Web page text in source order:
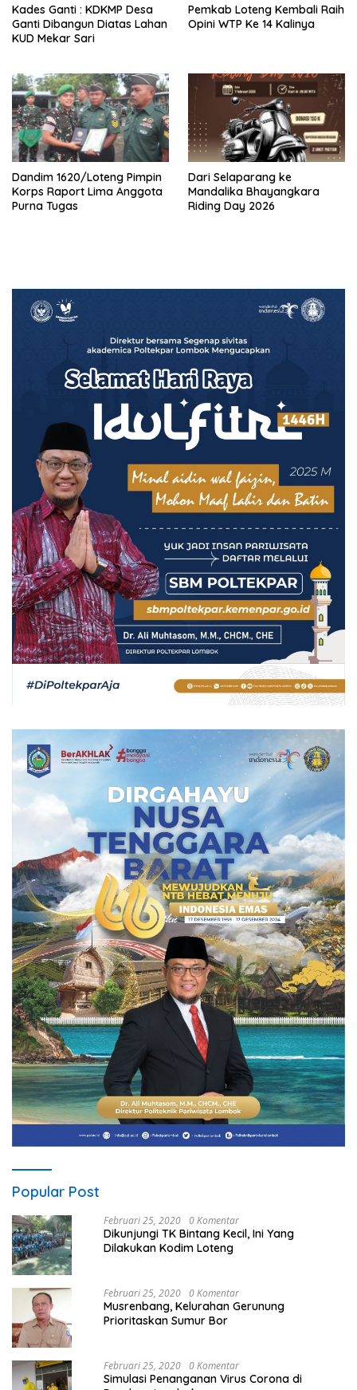
Kades Ganti : KDKMP Desa
Ganti Dibangun Diatas Lahan
KUD Mekar Sari
Pemkab Loteng Kembali Raih
Opini WTP Ke 14 Kalinya
Dandim 1620/Loteng Pimpin
Korps Raport Lima Anggota
Purna Tugas
‎Dari Selaparang ke
Mandalika Bhayangkara
Riding Day 2026
Popular Post
Februari 25, 2020 0 Komentar
Dikunjungi TK Bintang Kecil, Ini Yang
Dilakukan Kodim Loteng
Februari 25, 2020 0 Komentar
Musrenbang, Kelurahan Gerunung
Prioritaskan Sumur Bor
Februari 25, 2020 0 Komentar
Simulasi Penanganan Virus Corona di